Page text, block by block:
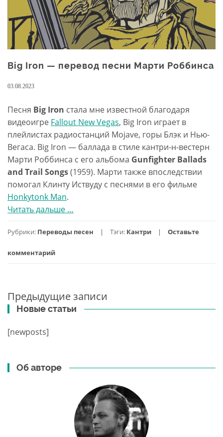
Big Iron — перевод песни Марти Роббинса
03.08.2023
Песня Big Iron стала мне известной благодаря
видеоигре Fallout New Vegas, Big Iron играет в
плейлистах радиостанций Mojave, горы Блэк и Нью-
Вегаса. Big Iron — баллада в стиле кантри-н-вестерн
Марти Роббинса с его альбома Gunfighter Ballads
and Trail Songs(1959). Марти также впоследствии
помогал Клинту Иствуду с песнями в его фильме
Honkytonk Man.
Читать дальше проBig
—
…
Рубрики: Переводы песен Тэги: Кантри Оставьте
комментарий
Навигация
по
записям
Предыдущие записи
Новые статьи
[newposts]
Об авторе